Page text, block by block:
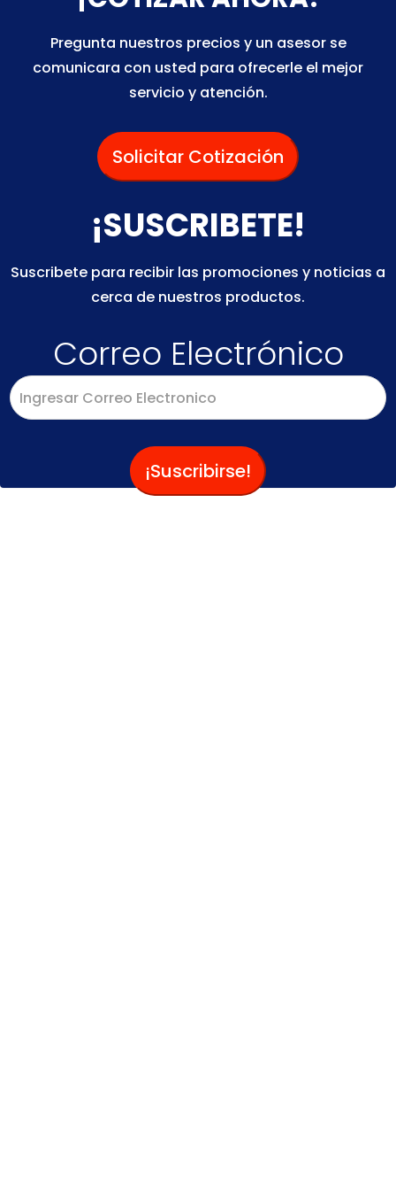
Pregunta nuestros precios y un asesor se
comunicara con usted para ofrecerle el mejor
servicio y atención.
Solicitar Cotización
¡SUSCRIBETE!
Suscribete para recibir las promociones y noticias a
cerca de nuestros productos.
Correo Electrónico
¡Suscribirse!